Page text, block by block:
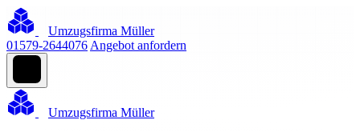
Umzugsfirma Müller
01579-2644076 Angebot anfordern
Umzugsfirma Müller